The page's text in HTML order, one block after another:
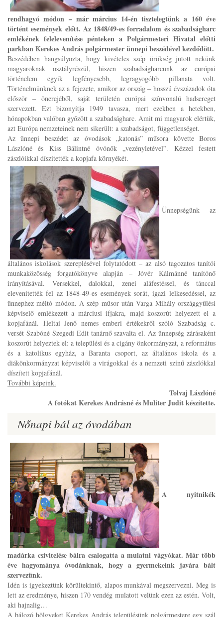
rendhagyó módon – már március 14-én tisztelegtünk a 160 éve
történt események előtt. Az 1848/49-es forradalom és szabadságharc
emlékének felelevenítése pénteken a Polgármesteri Hivatal előtti
parkban Kerekes András polgármester ünnepi beszédével kezdődött.
Beszédében hangsúlyozta, hogy kivételes szép örökség jutott nekünk
magyaroknak osztályrészül, hiszen szabadságharcunk az európai
történelem egyik legfényesebb, legragyogóbb pillanata volt.
Történelmünknek az a fejezete, amikor az ország – hosszú évszázadok óta
először – önerejéből, saját területén európai színvonalú hadsereget
szervezett. Ezt bizonyítja 1949 tavasza, mert ezekben a hetekben,
hónapokban valóban győzött a szabadságharc. Amit mi magyarok elértük,
azt Európa nemzeteinek nem sikerült: a szabadságot, függetlenséget.
Az ünnepi beszédet az óvodások „katonás” műsora követte Boros
Lászlóné és Kiss Bálintné óvónők „vezényletével”. Kézzel festett
zászlóikkal díszítették a kopjafa környékét.
Ünnepségünk az
általános iskolások szereplésével folytatódott – az alsó tagozatos tanítói
munkaközösség forgatókönyve alapján – Jóvér Kálmánné tanítónő
irányításával. Versekkel, dalokkal, zenei aláfestéssel, és tánccal
elevenítették fel az 1848-49-es események sorát, igazi lelkesedéssel, az
ünnephez méltó módon. A szép műsor után Varga Mihály országgyűlési
képviselő emlékezett a márciusi ifjakra, majd koszorút helyezett el a
kopjafánál. Heltai Jenő nemes emberi értékekről szóló Szabadság c.
versét Szabóné Szegedi Edit tanárnő szavalta el. Az ünnepség zárásaként
koszorút helyeztek el: a települési és a cigány önkormányzat, a református
és a katolikus egyház, a Baranta csoport, az általános iskola és a
diákönkormányzat képviselői a virágokkal és a nemzeti színű zászlókkal
díszített kopjafánál.
További képeink.
Tolvaj Lászlóné
A fotókat Kerekes Andrásné és Muliter Judit készítette.
Nőnapi bál az óvodában
A nyitnikék
madárka csivitelése bálra csalogatta a mulatni vágyókat. Már több
éve hagyománya óvodánknak, hogy a gyermekeink javára bált
szervezünk.
Idén is igyekeztünk körültekintő, alapos munkával megszervezni. Meg is
lett az eredménye, hiszen 170 vendég mulatott velünk ezen az estén. Volt,
aki hajnalig…
A bálozó hölgyeket Kerekes András településünk polgármestere egy szál